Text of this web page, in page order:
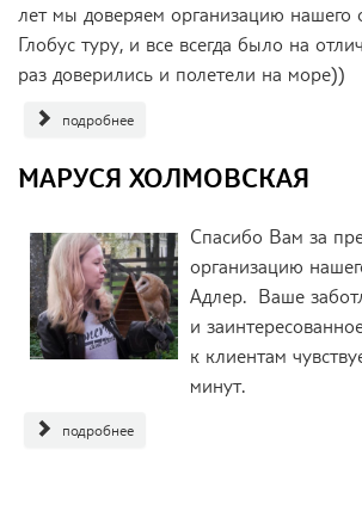
лет мы доверяем организацию нашего
Глобус туру, и все всегда было на
раз доверились и полетели на море))
подробнее
МАРУСЯ ХОЛМОВСКАЯ
Спасибо Вам за
организацию
Адлер. Ваше
и
к клиентам
минут.
подробнее